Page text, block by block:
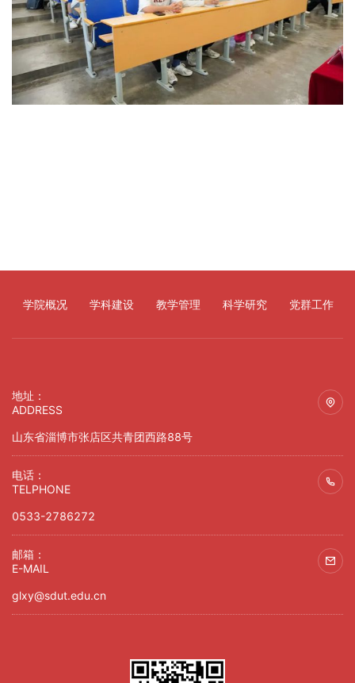
学院概况 学科建设 教学管理 科学研究 党群工作
地址：
ADDRESS
山东省淄博市张店区共青团西路88号
电话：
TELPHONE
0533-2786272
邮箱：
E-MAIL
glxy@sdut.edu.cn